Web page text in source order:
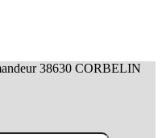
38630 CORBELIN